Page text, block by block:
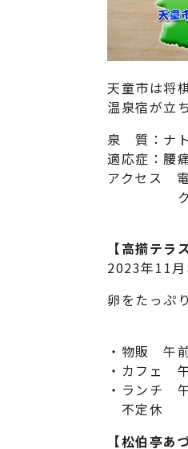
天童市は将
温泉宿が立
泉 質：ナ
適応症：腰
アクセス
クルマ
山形自
【高擶テラ
2023年11月
卵をたっぷ
・物販 午
・カフェ
・ランチ
不定休
【松伯亭あ